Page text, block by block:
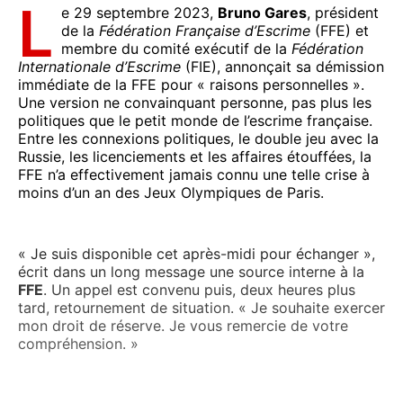
L e 29 septembre 2023, Bruno Gares, président
de la Fédération Française d’Escrime (FFE) et
membre du comité exécutif de la Fédération
Internationale d’Escrime (FIE), annonçait sa démission
immédiate de la FFE pour « raisons personnelles ».
Une version ne convainquant personne, pas plus les
politiques que le petit monde de l’escrime française.
Entre les connexions politiques, le double jeu avec la
Russie, les licenciements et les affaires étouffées, la
FFE n’a effectivement jamais connu une telle crise à
moins d’un an des Jeux Olympiques de Paris.
« Je suis disponible cet après-midi pour échanger »,
écrit dans un long message une source interne à la
FFE. Un appel est convenu puis, deux heures plus
tard, retournement de situation. « Je souhaite exercer
mon droit de réserve. Je vous remercie de votre
compréhension. »